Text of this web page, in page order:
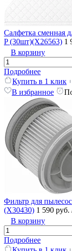
Салфетка сменная
P (30шт)(X26563) 1
В корзину
Подробнее
Купить в 1 клик
В избранное
Фильтр для
(X30430) 1 590 руб.
В корзину
Подробнее